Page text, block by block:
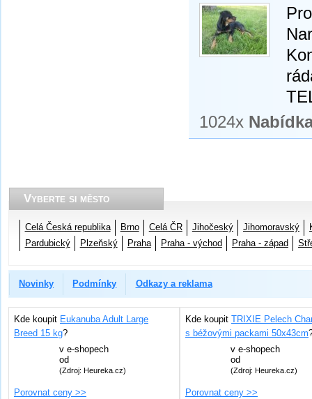
1024x
Vyberte si město
Celá Česká republika Brno Celá ČR Jihočeský Jihomoravský
Pardubický
Plzeňský Praha Praha - východ Praha - západ
Novinky Podmínky Odkazy a reklama
Kde koupit Eukanuba Adult Large
Breed 15 kg?
v e-shopech
od
(Zdroj: Heureka.cz)
Porovnat ceny >>
Kde koupit TRIXIE Pelech
s béžovými packami 50x43cm
v e-shopech
od
(Zdroj: Heureka.cz)
Porovnat ceny >>